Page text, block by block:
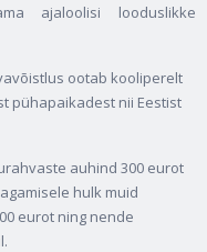
ajaloolisi looduslikke
ootab kooliperelt
pühapaikadest nii Eestist
auhind 300 eurot
hulk muid
eurot ning nende